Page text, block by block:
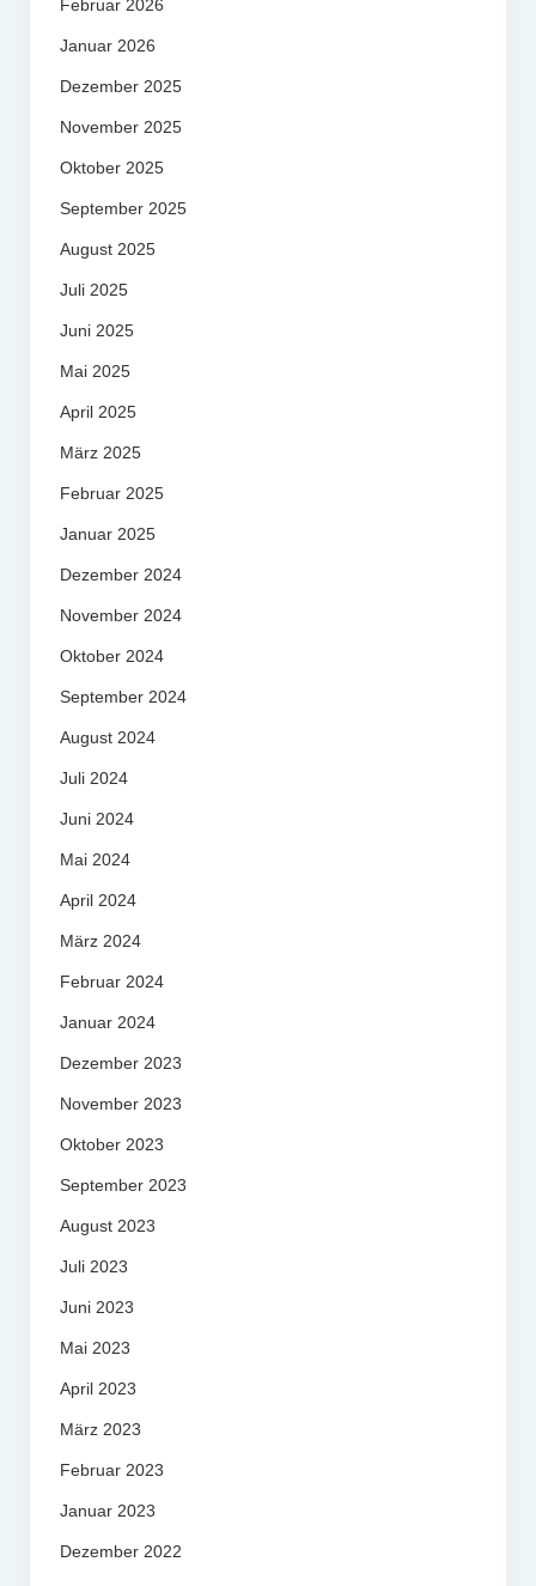
Februar 2026
Januar 2026
Dezember 2025
November 2025
Oktober 2025
September 2025
August 2025
Juli 2025
Juni 2025
Mai 2025
April 2025
März 2025
Februar 2025
Januar 2025
Dezember 2024
November 2024
Oktober 2024
September 2024
August 2024
Juli 2024
Juni 2024
Mai 2024
April 2024
März 2024
Februar 2024
Januar 2024
Dezember 2023
November 2023
Oktober 2023
September 2023
August 2023
Juli 2023
Juni 2023
Mai 2023
April 2023
März 2023
Februar 2023
Januar 2023
Dezember 2022